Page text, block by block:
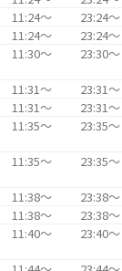
11:24〜
23:24〜
11:24〜
23:24〜
11:30〜
23:30〜
11:31〜
23:31〜
11:31〜
23:31〜
11:35〜
23:35〜
11:35〜
23:35〜
11:38〜
23:38〜
11:38〜
23:38〜
11:40〜
23:40〜